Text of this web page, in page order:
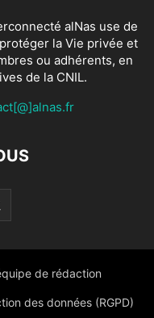
alNas use de
la Vie privée et
ou adhérents, en
de la CNIL.
de rédaction
des données (RGPD)